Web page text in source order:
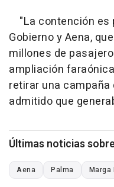
"La contención es
Gobierno y Aena,
millones de
ampliación
retirar una
admitido que
Últimas noticias
Aena Palma Marga